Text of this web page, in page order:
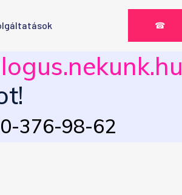
☎
376-98-62